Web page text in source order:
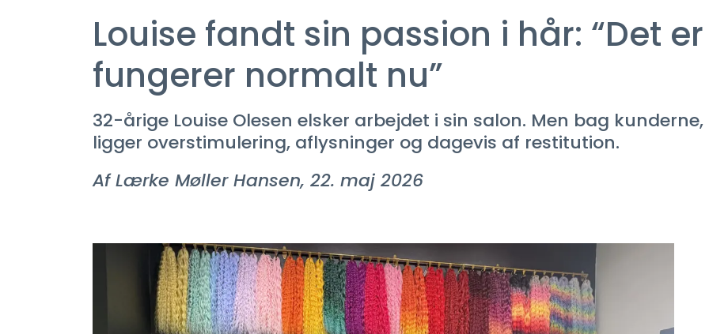
Louise fandt sin passion i hår: “Det
fungerer normalt nu”
32-årige Louise Olesen elsker arbejdet i sin salon. Men bag
ligger overstimulering, aflysninger og dagevis af restitution.
Af Lærke Møller Hansen, 22. maj 2026